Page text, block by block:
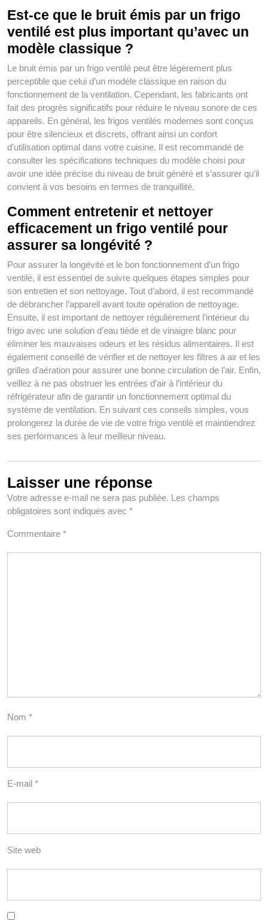
Est-ce que le bruit émis par un frigo
ventilé est plus important qu’avec un
modèle classique ?
Le bruit émis par un frigo ventilé peut être légèrement plus
perceptible que celui d’un modèle classique en raison du
fonctionnement de la ventilation. Cependant, les fabricants ont
fait des progrès significatifs pour réduire le niveau sonore de ces
appareils. En général, les frigos ventilés modernes sont conçus
pour être silencieux et discrets, offrant ainsi un confort
d’utilisation optimal dans votre cuisine. Il est recommandé de
consulter les spécifications techniques du modèle choisi pour
avoir une idée précise du niveau de bruit généré et s’assurer qu’il
convient à vos besoins en termes de tranquillité.
Comment entretenir et nettoyer
efficacement un frigo ventilé pour
assurer sa longévité ?
Pour assurer la longévité et le bon fonctionnement d’un frigo
ventilé, il est essentiel de suivre quelques étapes simples pour
son entretien et son nettoyage. Tout d’abord, il est recommandé
de débrancher l’appareil avant toute opération de nettoyage.
Ensuite, il est important de nettoyer régulièrement l’intérieur du
frigo avec une solution d’eau tiède et de vinaigre blanc pour
éliminer les mauvaises odeurs et les résidus alimentaires. Il est
également conseillé de vérifier et de nettoyer les filtres à air et les
grilles d’aération pour assurer une bonne circulation de l’air. Enfin,
veillez à ne pas obstruer les entrées d’air à l’intérieur du
réfrigérateur afin de garantir un fonctionnement optimal du
système de ventilation. En suivant ces conseils simples, vous
prolongerez la durée de vie de votre frigo ventilé et maintiendrez
ses performances à leur meilleur niveau.
Laisser une réponse
Votre adresse e-mail ne sera pas publiée. Les champs
obligatoires sont indiqués avec *
Commentaire *
Nom *
E-mail *
Site web